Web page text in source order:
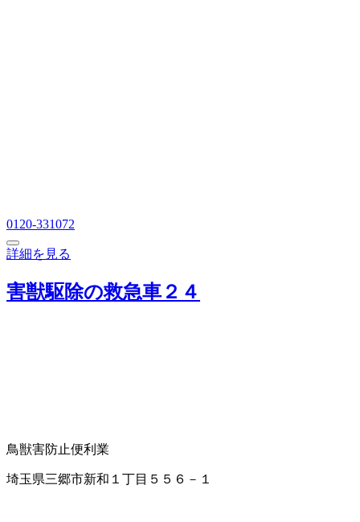
0120-331072
詳細を見る
害獣駆除の救急車２４
鳥獣害防止便利業
埼玉県三郷市新和１丁目５５６－１